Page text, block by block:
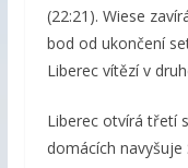
(22:21). Wiese
bod od ukončení
Liberec vítězí v
Liberec otvírá třetí
domácích